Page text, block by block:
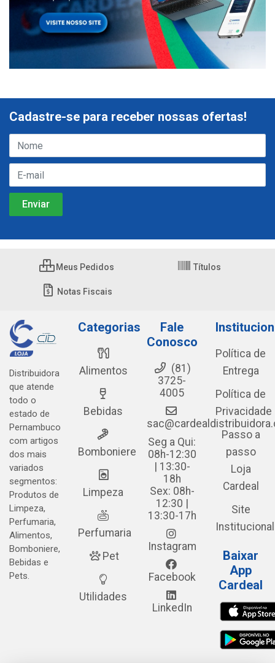
Cadastre-se para receber nossas ofertas!
Meus Pedidos Títulos
Notas Fiscais
Distribuidora
que atende
todo o
estado de
Pernambuco
com artigos
dos mais
variados
segmentos:
Produtos de
Limpeza,
Perfumaria,
Alimentos,
Bomboniere,
Bebidas e
Pets.
Categorias
Alimentos
Bebidas
Bomboniere
Limpeza
Perfumaria
Pet
Utilidades
Fale
Conosco
(81)
3725-
4005
Seg a Qui:
08h-12:30
| 13:30-
18h
Sex: 08h-
12:30 |
13:30-17h
Instagram
Facebook
LinkedIn
Política de
Entrega
Política de
Privacidade
Passo a
passo
Loja
Cardeal
Site
Institucional
Baixar
App
Cardeal